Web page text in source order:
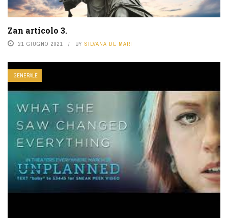
Zan articolo 3.
21 GIUGNO 2021 BY SILVANA DE MARI
GENERALE